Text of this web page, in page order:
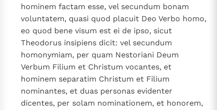
hominem factam esse, vel secundum bonam
voluntatem, quasi quod placuit Deo Verbo homo,
eo quod bene visum est ei de ipso, sicut
Theodorus insipiens dicit: vel secundum
homonymiam, per quam Nestoriani Deum
Verbum Filium et Christum vocantes, et
hominem separatim Christum et Filium
nominantes, et duas personas evidenter
dicentes, per solam nominationem, et honorem,